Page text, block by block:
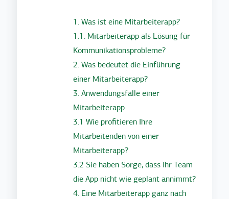
1. Was ist eine Mitarbeiterapp?
1.1. Mitarbeiterapp als Lösung für
Kommunikationsprobleme?
2. Was bedeutet die Einführung
einer Mitarbeiterapp?
3. Anwendungsfälle einer
Mitarbeiterapp
3.1 Wie profitieren Ihre
Mitarbeitenden von einer
Mitarbeiterapp?
3.2 Sie haben Sorge, dass Ihr Team
die App nicht wie geplant annimmt?
4. Eine Mitarbeiterapp ganz nach